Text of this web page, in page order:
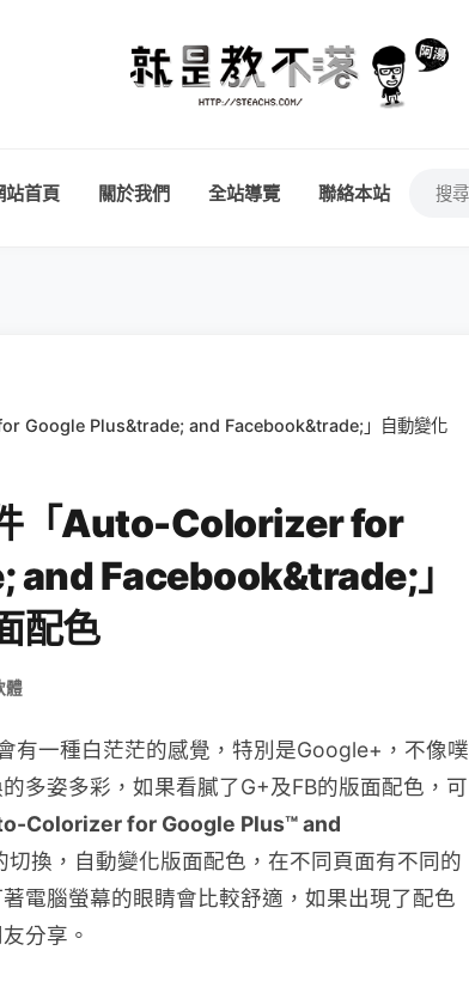
站首頁 關於我們 全站導覽 聯絡本站
Google Plus&trade; and Facebook&trade;」自動變化
「Auto-Colorizer for
Facebook&trade;」
配色
體
有一種白茫茫的感覺，特別是Google+，不像噗
多姿多彩，如果看膩了G+及FB的版面配色，可
Colorizer for Google Plus™ and
切換，自動變化版面配色，在不同頁面有不同的
電腦螢幕的眼睛會比較舒適，如果出現了配色
分享。